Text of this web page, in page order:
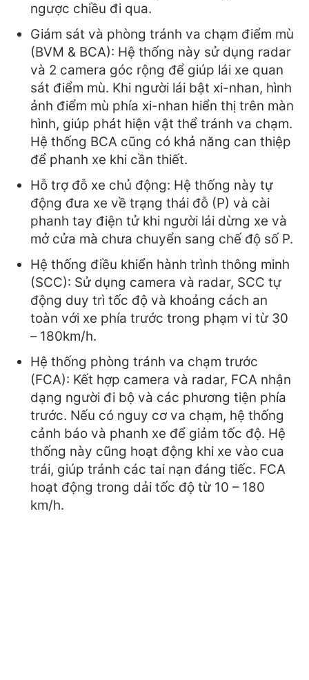
ngược chiều đi qua.
Giám sát và phòng tránh va chạm điểm mù
(BVM & BCA): Hệ thống này sử dụng radar
và 2 camera góc rộng để giúp lái xe quan
sát điểm mù. Khi người lái bật xi-nhan, hình
ảnh điểm mù phía xi-nhan hiển thị trên màn
hình, giúp phát hiện vật thể tránh va chạm.
Hệ thống BCA cũng có khả năng can thiệp
để phanh xe khi cần thiết.
Hỗ trợ đỗ xe chủ động: Hệ thống này tự
động đưa xe về trạng thái đỗ (P) và cài
phanh tay điện tử khi người lái dừng xe và
mở cửa mà chưa chuyển sang chế độ số P.
Hệ thống điều khiển hành trình thông minh
(SCC): Sử dụng camera và radar, SCC tự
động duy trì tốc độ và khoảng cách an
toàn với xe phía trước trong phạm vi từ 30
– 180km/h.
Hệ thống phòng tránh va chạm trước
(FCA): Kết hợp camera và radar, FCA nhận
dạng người đi bộ và các phương tiện phía
trước. Nếu có nguy cơ va chạm, hệ thống
cảnh báo và phanh xe để giảm tốc độ. Hệ
thống này cũng hoạt động khi xe vào cua
trái, giúp tránh các tai nạn đáng tiếc. FCA
hoạt động trong dải tốc độ từ 10 – 180
km/h.